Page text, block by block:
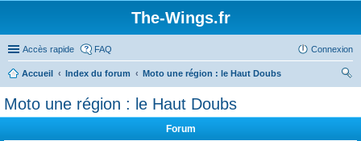
The-Wings.fr
Accès rapide FAQ Connexion
Accueil Index du forum
Moto une région : le Haut Doubs
Moto une région : le Haut Doubs
Forum